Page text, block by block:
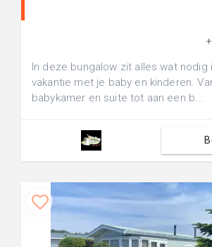
In deze bungalow zit alles wat nodig
vakantie met je baby en kinderen.
babykamer en suite tot aan een b...